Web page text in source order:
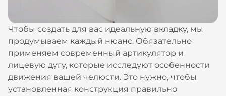
Чтобы создать для вас идеальную вкладку, мы
продумываем каждый нюанс. Обязательно
применяем современный артикулятор и
лицевую дугу, которые исследуют особенности
движения вашей челюсти. Это нужно, чтобы
установленная конструкция правильно